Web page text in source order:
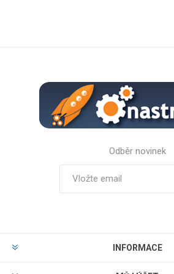
Odběr novinek
INFORMACE